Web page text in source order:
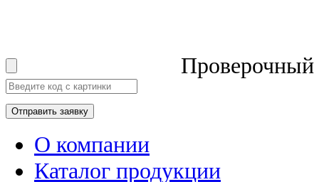
О компании
Каталог продукции